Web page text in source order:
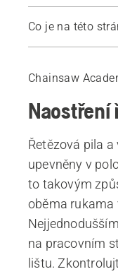
Co je na této
Ruční ostření
Výměna řetězu
Sbroušení
Ostření řetězu
Chainsaw
Naostření
Řetězová pila
upevněny v
to takovým
oběma rukama
na pracovním
lištu.